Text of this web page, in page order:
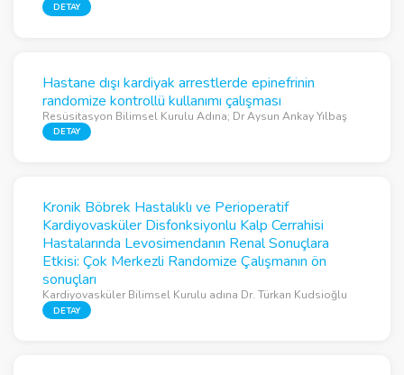
DETAY
Hastane dışı kardiyak arrestlerde epinefrinin
randomize kontrollü kullanımı çalışması
Resüsitasyon Bilimsel Kurulu Adına; Dr Aysun Ankay Yılbaş
DETAY
Kronik Böbrek Hastalıklı ve Perioperatif
Kardiyovasküler Disfonksiyonlu Kalp Cerrahisi
Hastalarında Levosimendanın Renal Sonuçlara
Etkisi: Çok Merkezli Randomize Çalışmanın ön
sonuçları
Kardiyovasküler Bilimsel Kurulu adına Dr. Türkan Kudsioğlu
DETAY